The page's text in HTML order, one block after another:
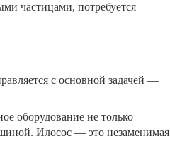
частицами, потребуется
с основной задачей —
оборудование не только
Илосос — это незаменимая